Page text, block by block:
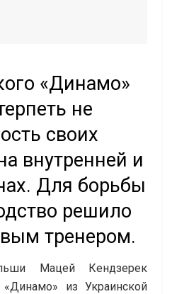
«Динамо»
не
своих
внутренней и
Для борьбы
решило
тренером.
Мацей Кендзерек
«Динамо» из Украинской